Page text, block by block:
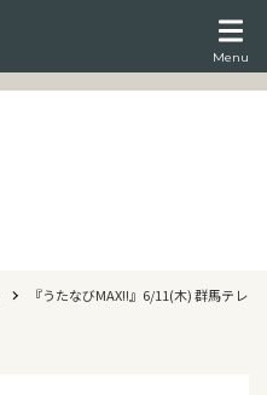
Menu
『うたなびMAX!!』6/11(木) 群馬テレ